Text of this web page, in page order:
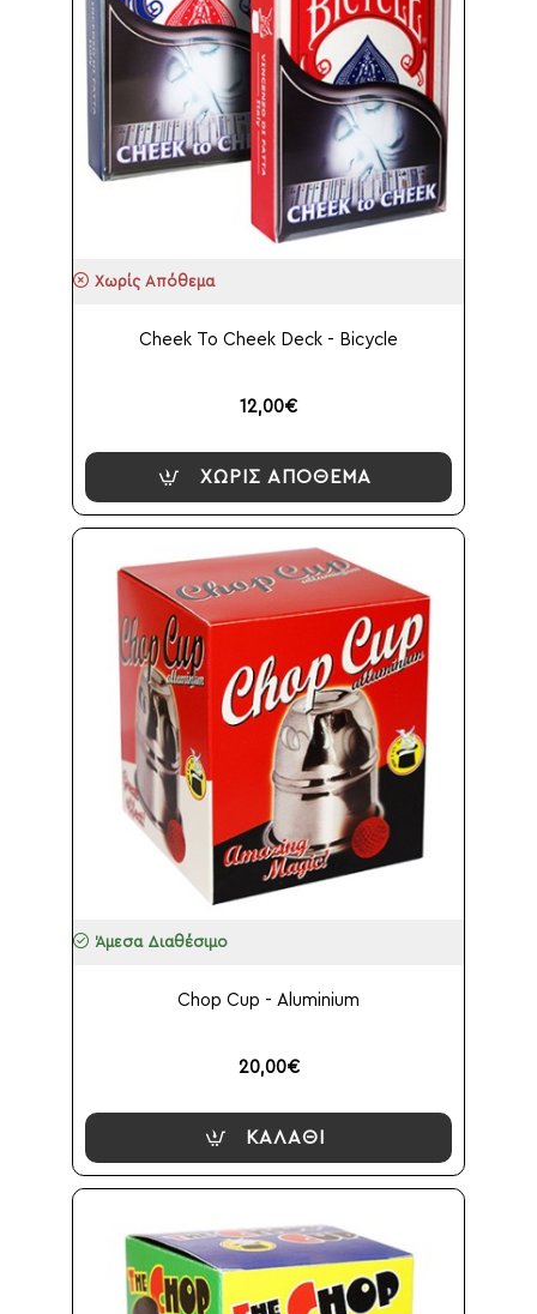
Χωρίς Απόθεμα
Cheek To Cheek Deck - Bicycle
12,00€
ΧΩΡΊΣ ΑΠΌΘΕΜΑ
Άμεσα Διαθέσιμο
Chop Cup - Aluminium
20,00€
ΚΑΛΆΘΙ